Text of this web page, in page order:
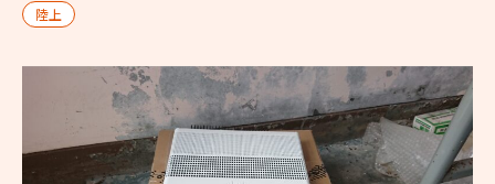
工・
理
陸上